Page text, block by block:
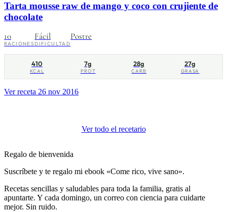
Tarta mousse raw de mango y coco con crujiente de
chocolate
10
RACIONES
Fácil
DIFICULTAD
Postre
410
KCAL
7g
PROT
28g
CARB
27g
GRASA
Ver receta 26 nov 2016
Ver todo el recetario
Regalo de bienvenida
Suscríbete y te regalo mi ebook «Come rico, vive sano».
Recetas sencillas y saludables para toda la familia, gratis al
apuntarte. Y cada domingo, un correo con ciencia para cuidarte
mejor. Sin ruido.